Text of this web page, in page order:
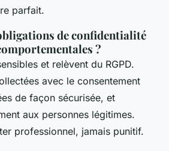
parfait.
de confidentialité
?
et relèvent du RGPD.
avec le consentement
de façon sécurisée, et
aux personnes légitimes.
professionnel, jamais punitif.